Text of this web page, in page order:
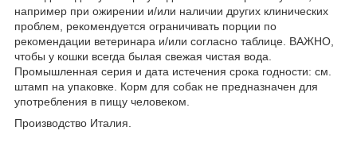
например при ожирении и/или наличии других клинических
проблем, рекомендуется ограничивать порции по
рекомендации ветеринара и/или согласно таблице. ВАЖНО,
чтобы у кошки всегда былая свежая чистая вода.
Промышленная серия и дата истечения срока годности: см.
штамп на упаковке. Корм для собак не предназначен для
употребления в пищу человеком.
Производство Италия.